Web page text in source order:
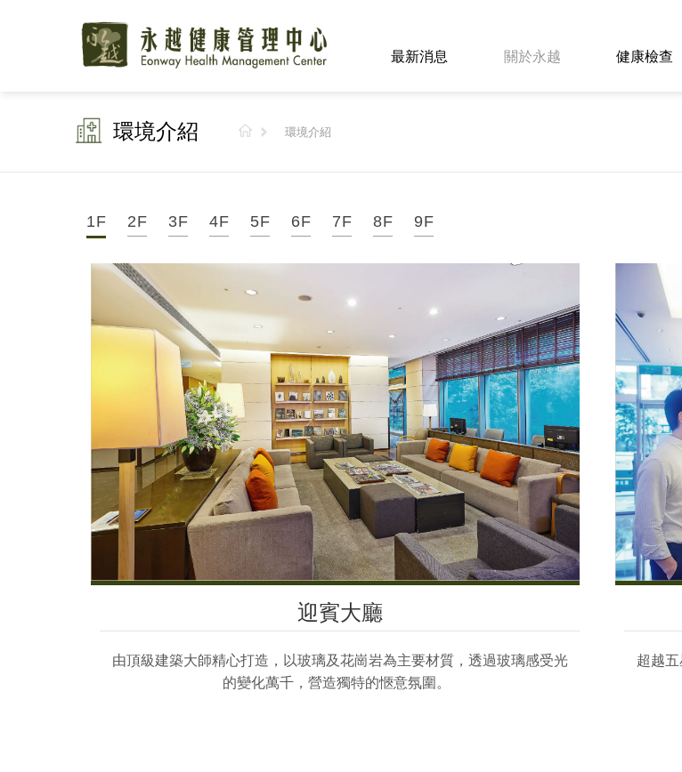
最新消息 關於永越 健康檢查
環境介紹 環境介紹
1F 2F 3F 4F 5F 6F 7F 8F 9F
迎賓大廳
由頂級建築大師精心打造，以玻璃及花崗岩為主要材質，透過玻璃感受光
的變化萬千，營造獨特的愜意氛圍。
超越